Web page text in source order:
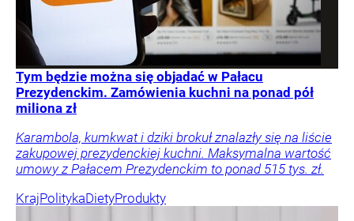
Tym będzie można się objadać w Pałacu
Prezydenckim. Zamówienia kuchni na ponad pół
miliona zł
Karambola, kumkwat i dziki brokuł znalazły się na liście
zakupowej prezydenckiej kuchni. Maksymalna wartość
umowy z Pałacem Prezydenckim to ponad 515 tys. zł.
KrajPolitykaDietyProdukty